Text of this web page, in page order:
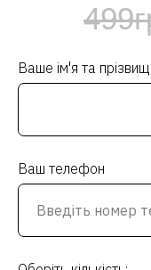
Ваше ім'я та
Ваш телефон